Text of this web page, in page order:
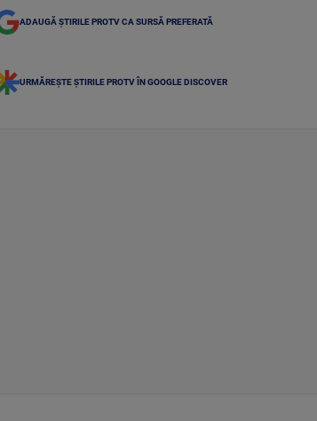
ADAUGĂ ȘTIRILE PROTV CA SURSĂ PREFERATĂ
URMĂREȘTE ȘTIRILE PROTV ÎN GOOGLE DISCOVER